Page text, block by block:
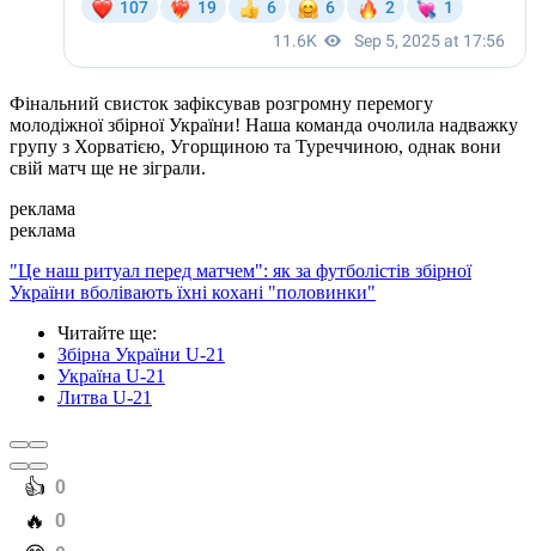
Фінальний свисток зафіксував розгромну перемогу
молодіжної збірної України! Наша команда очолила надважку
групу з Хорватією, Угорщиною та Туреччиною, однак вони
свій матч ще не зіграли.
реклама
реклама
"Це наш ритуал перед матчем": як за футболістів збірної
України вболівають їхні кохані "половинки"
Читайте ще:
Збірна України U-21
Україна U-21
Литва U-21
️👍 0
️🔥 0